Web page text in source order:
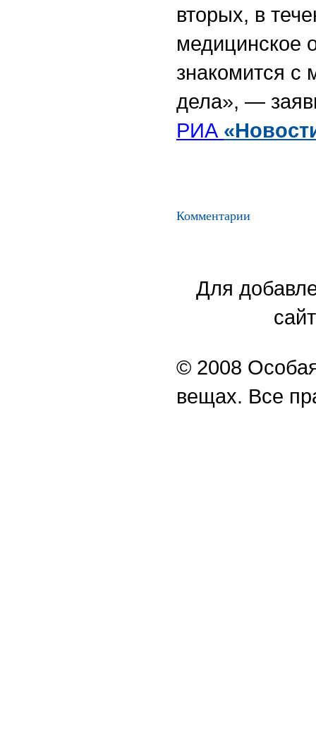
вторых, в
медицинское
знакомится с
дела», —
РИА
Комментарии
Для
© 2008
вещах. Все